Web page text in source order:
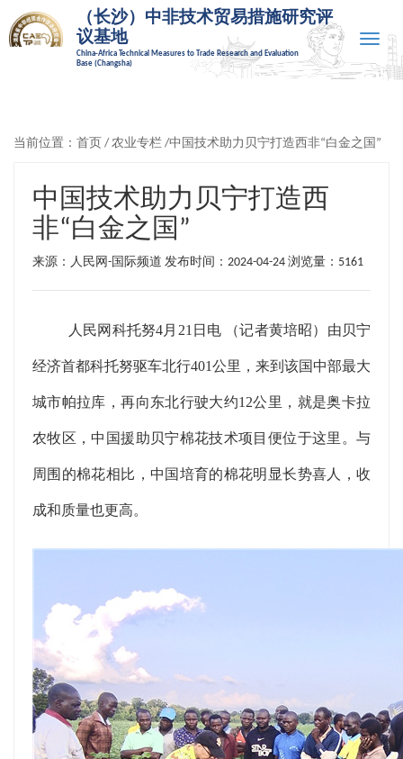
（长沙）中非技术贸易措施研究评
议基地
China-Africa Technical Measures to Trade Research and Evaluation
Base (Changsha)
Toggle
当前位置： 首页 / 农业专栏 /中国技术助力贝宁打造西非“白金之国”
中国技术助力贝宁打造西
非“白金之国”
来源：人民网-国际频道 发布时间：2024-04-24 浏览量：5161
人民网科托努4月21日电 （记者黄培昭）由贝宁
经济首都科托努驱车北行401公里，来到该国中部最大
城市帕拉库，再向东北行驶大约12公里，就是奥卡拉
农牧区，中国援助贝宁棉花技术项目便位于这里。与
周围的棉花相比，中国培育的棉花明显长势喜人，收
成和质量也更高。